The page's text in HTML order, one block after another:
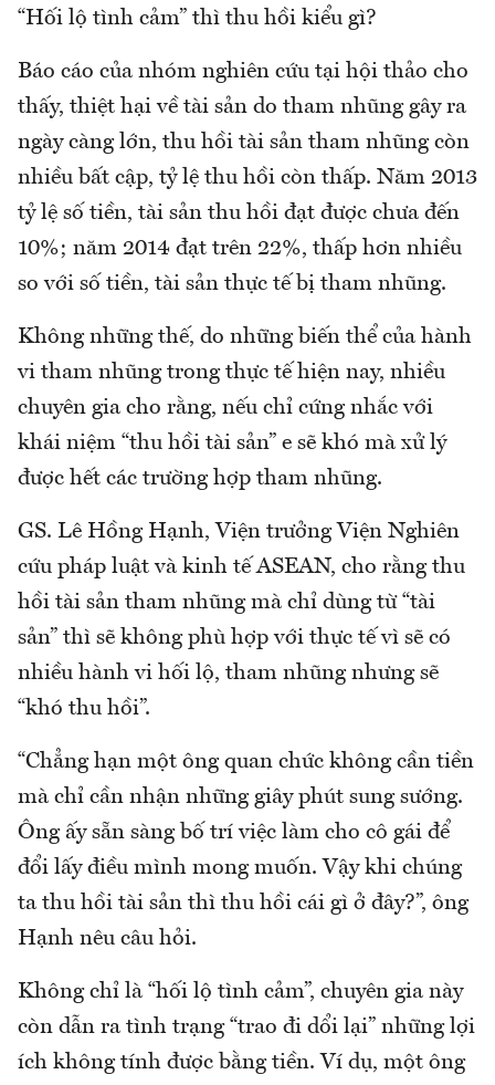
“Hối lộ tình cảm” thì thu hồi kiểu gì?
Báo cáo của nhóm nghiên cứu tại hội thảo cho
thấy, thiệt hại về tài sản do tham nhũng gây ra
ngày càng lớn, thu hồi tài sản tham nhũng còn
nhiều bất cập, tỷ lệ thu hồi còn thấp. Năm 2013
tỷ lệ số tiền, tài sản thu hồi đạt được chưa đến
10%; năm 2014 đạt trên 22%, thấp hơn nhiều
so với số tiền, tài sản thực tế bị tham nhũng.
Không những thế, do những biến thể của hành
vi tham nhũng trong thực tế hiện nay, nhiều
chuyên gia cho rằng, nếu chỉ cứng nhắc với
khái niệm “thu hồi tài sản” e sẽ khó mà xử lý
được hết các trường hợp tham nhũng.
GS. Lê Hồng Hạnh, Viện trưởng Viện Nghiên
cứu pháp luật và kinh tế ASEAN, cho rằng thu
hồi tài sản tham nhũng mà chỉ dùng từ “tài
sản” thì sẽ không phù hợp với thực tế vì sẽ có
nhiều hành vi hối lộ, tham nhũng nhưng sẽ
“khó thu hồi”.
“Chẳng hạn một ông quan chức không cần tiền
mà chỉ cần nhận những giây phút sung sướng.
Ông ấy sẵn sàng bố trí việc làm cho cô gái để
đổi lấy điều mình mong muốn. Vậy khi chúng
ta thu hồi tài sản thì thu hồi cái gì ở đây?”, ông
Hạnh nêu câu hỏi.
Không chỉ là “hối lộ tình cảm”, chuyên gia này
còn dẫn ra tình trạng “trao đi dổi lại” những lợi
ích không tính được bằng tiền. Ví dụ, một ông